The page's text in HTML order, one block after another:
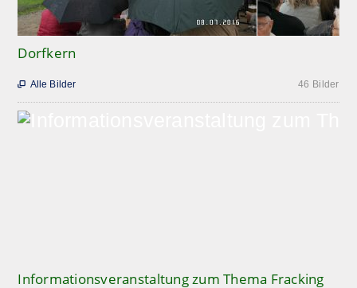
Dorfkern
46 Bilder
 Alle Bilder
Informationsveranstaltung zum Thema Fracking